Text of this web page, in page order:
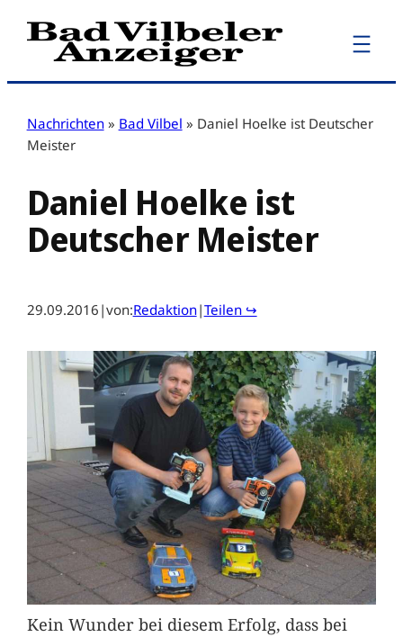
Zum
Inhalt
Nachrichten » Bad Vilbel » Daniel Hoelke ist Deutscher
Meister
Daniel Hoelke ist
Deutscher Meister
29.09.2016 |von:Redaktion|Teilen ↪
Kein Wunder bei diesem Erfolg, dass bei